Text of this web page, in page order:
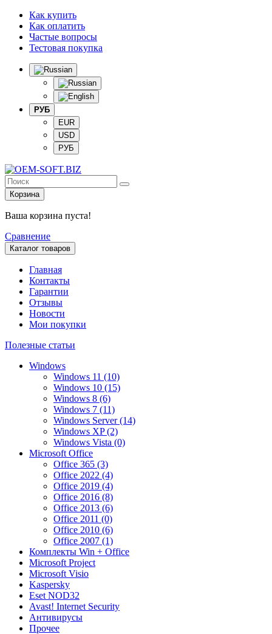
Как купить
Как оплатить
Частые вопросы
Тестовая покупка
РУБ
EUR
USD
РУБ
Корзина
Ваша корзина пуста!
Сравнение
Каталог товаров
Главная
Контакты
Гарантии
Отзывы
Новости
Мои покупки
Полезные статьи
Windows
Windows 11 (10)
Windows 10 (15)
Windows 8 (6)
Windows 7 (11)
Windows Server (14)
Windows XP (2)
Windows Vista (0)
Microsoft Office
Office 365 (3)
Office 2022 (4)
Office 2019 (4)
Office 2016 (8)
Office 2013 (6)
Office 2011 (0)
Office 2010 (6)
Office 2007 (1)
Комплекты Win + Office
Microsoft Project
Microsoft Visio
Kaspersky
Eset NOD32
Avast! Internet Security
Антивирусы
Прочее